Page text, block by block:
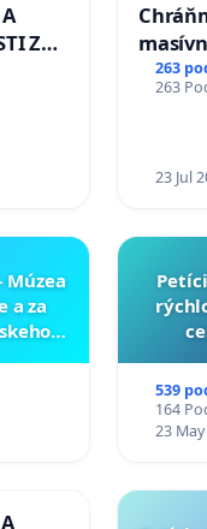
ZA
263
263
23 Jul
Múzea
a za
539
164
23